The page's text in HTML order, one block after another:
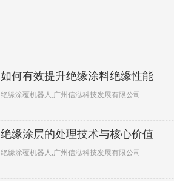
如何有效提升绝缘涂料绝缘性能
绝缘涂覆机器人,广州信泓科技发展有限公司
绝缘涂层的处理技术与核心价值
绝缘涂覆机器人,广州信泓科技发展有限公司